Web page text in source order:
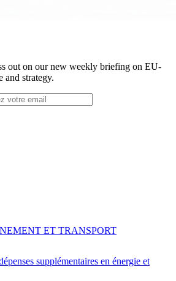
out on our new weekly briefing on EU-
and strategy.
supplémentaires en énergie et
ET TRANSPORT